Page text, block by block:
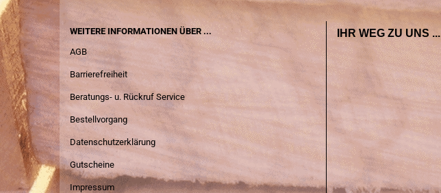
WEITERE INFORMATIONEN ÜBER ...
AGB
Barrierefreiheit
Beratungs- u. Rückruf Service
Bestellvorgang
Datenschutzerklärung
Gutscheine
Impressum
IHR WEG ZU UNS ...